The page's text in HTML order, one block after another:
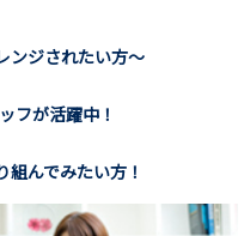
されたい方～
活躍中！
でみたい方！